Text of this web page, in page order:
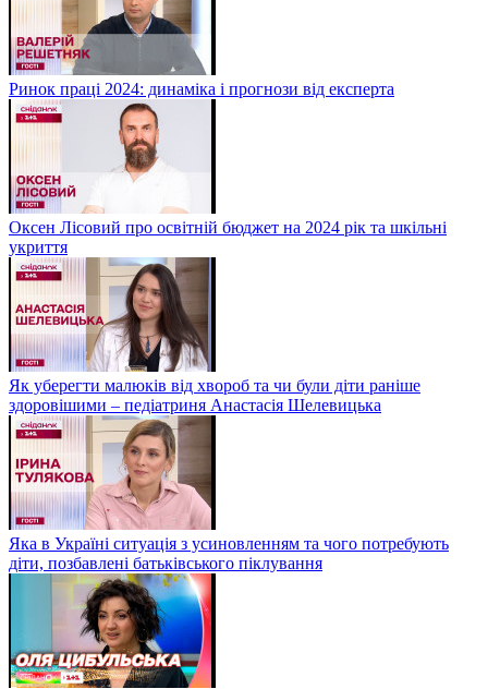
Ринок праці 2024: динаміка і прогнози від експерта
Оксен Лісовий про освітній бюджет на 2024 рік та шкільні
укриття
Як уберегти малюків від хвороб та чи були діти раніше
здоровішими – педіатриня Анастасія Шелевицька
Яка в Україні ситуація з усиновленням та чого потребують
діти, позбавлені батьківського піклування